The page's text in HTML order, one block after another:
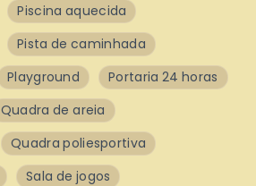
Piscina aquecida
Pista de caminhada
Playground
Portaria 24 horas
Quadra de areia
Quadra poliesportiva
Sala de jogos